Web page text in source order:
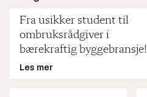
Fra usikker student til
ombruksrådgiver i
bærekraftig byggebransje!
Les mer